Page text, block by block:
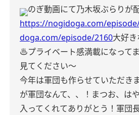
のぎ動画にて乃木坂ぶらりが
https://nogidoga.com/
doga.com/episode/2160大好
♨️プライベート感満載になって
見てください〜
今年は軍団も作らせていただき
が軍団なんて、、！ まつお、は
入ってくれてありがとう！ 軍団